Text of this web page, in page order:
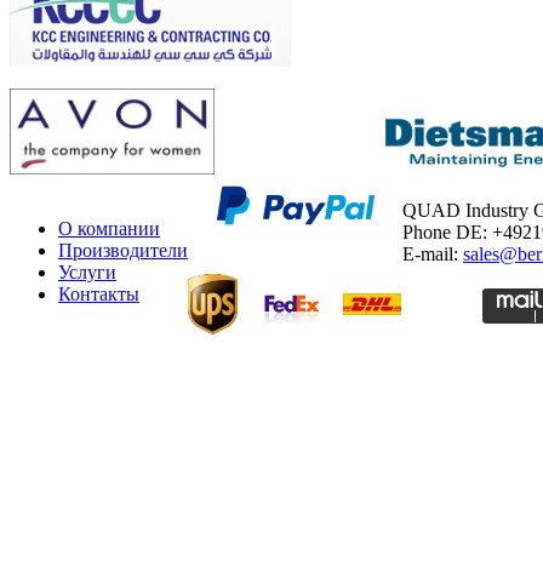
О компании
Производители
Услуги
Контакты
QUAD Industry
Phone DE:
E-mail: